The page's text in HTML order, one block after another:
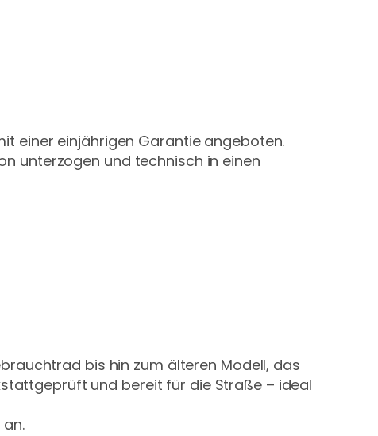
einer einjährigen Garantie angeboten.
unterzogen und technisch in einen
bis hin zum älteren Modell, das
und bereit für die Straße – ideal